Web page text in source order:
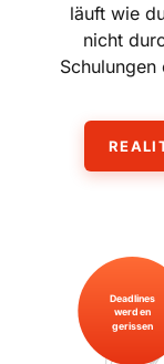
läuft wie
nicht
Deadlines
werden
gerissen